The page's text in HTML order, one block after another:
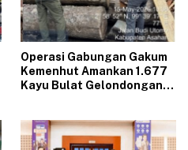
Operasi Gabungan Gakum
Kemenhut Amankan 1.677
Kayu Bulat Gelondongan